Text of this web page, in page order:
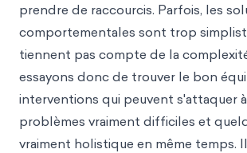
prendre de raccourcis. Parfois, les
comportementales sont trop
tiennent pas compte de la
essayons donc de trouver le bon
interventions qui peuvent s'attaquer
problèmes vraiment difficiles et
vraiment holistique en même temps.